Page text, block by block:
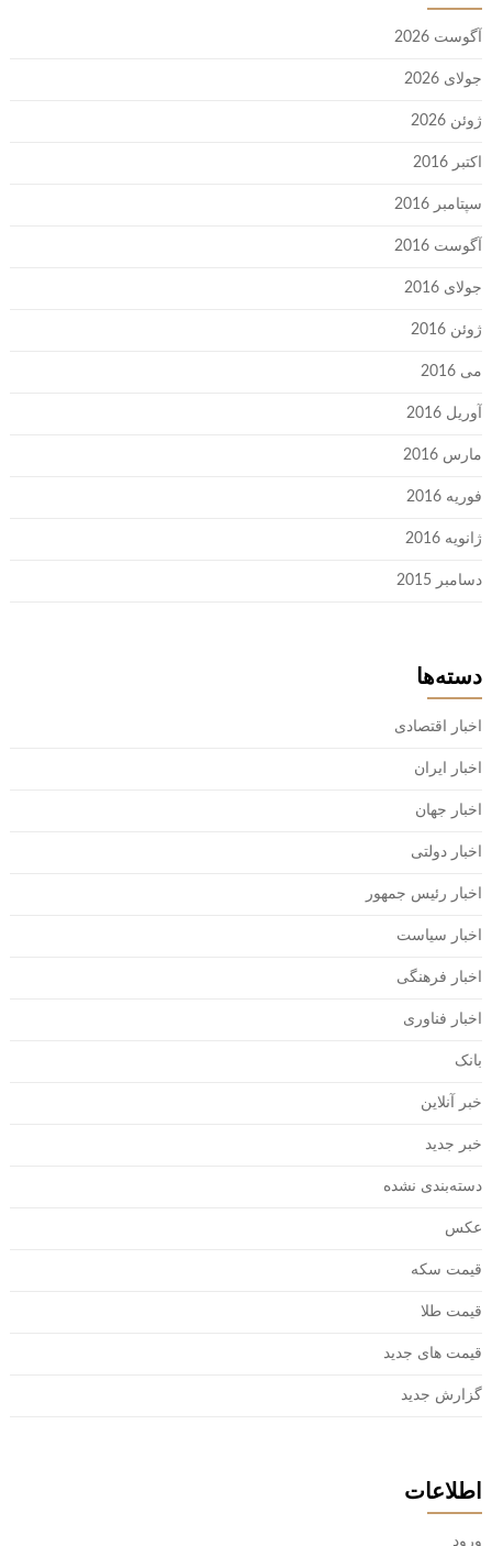
آگوست 2026
جولای 2026
ژوئن 2026
اکتبر 2016
سپتامبر 2016
آگوست 2016
جولای 2016
ژوئن 2016
می 2016
آوریل 2016
مارس 2016
فوریه 2016
ژانویه 2016
دسامبر 2015
دسته‌ها
اخبار اقتصادی
اخبار ایران
اخبار جهان
اخبار دولتی
اخبار رئیس جمهور
اخبار سیاست
اخبار فرهنگی
اخبار فناوری
بانک
خبر آنلاین
خبر جدید
دسته‌بندی نشده
عکس
قیمت سکه
قیمت طلا
قیمت های جدید
گزارش جدید
اطلاعات
ورود